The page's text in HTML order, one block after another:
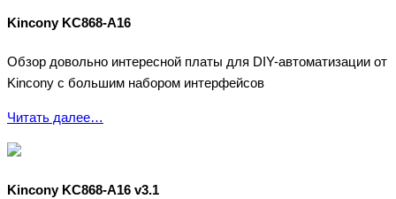
Kincony KC868-A16
Обзор довольно интересной платы для DIY-автоматизации от
Kincony с большим набором интерфейсов
Читать далее…
Kincony KC868-A16 v3.1